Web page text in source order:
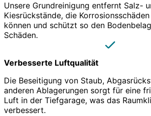
Unsere Grundreinigung entfernt Salz-
Kiesrückstände, die
können und schützt so den
Schäden.
Verbesserte Luftqualität
Die Beseitigung von Staub,
anderen Ablagerungen sorgt für eine
Luft in der Tiefgarage, was das
verbessert.